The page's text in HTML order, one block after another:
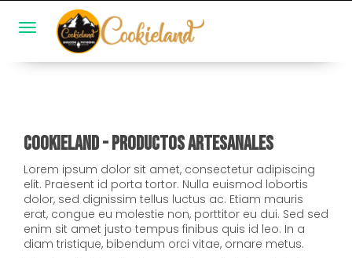
Toggle navigation
Cookieland - Productos Artesanales
Lorem ipsum dolor sit amet, consectetur adipiscing
elit. Praesent id porta tortor. Nulla euismod lobortis
dolor, sed dignissim tellus luctus ac. Etiam mauris
erat, congue eu molestie non, porttitor eu dui. Sed sed
enim sit amet justo tempus finibus quis id leo. In a
diam tristique, bibendum orci vitae, ornare metus.